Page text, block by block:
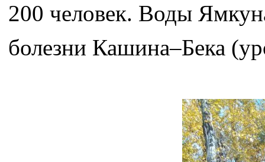
200 человек. Воды
болезни Кашина–Бека